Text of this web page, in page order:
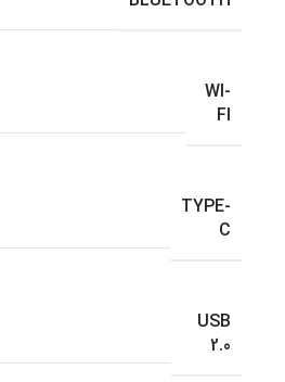
WI-
FI
TYPE-
C
USB
2.0